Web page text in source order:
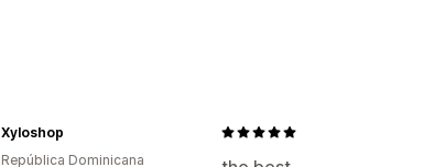
Atribución de marketing
Xyloshop
República Dominicana